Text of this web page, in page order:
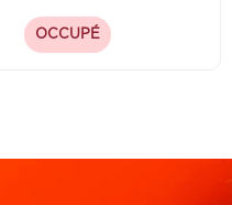
OCCUPÉ